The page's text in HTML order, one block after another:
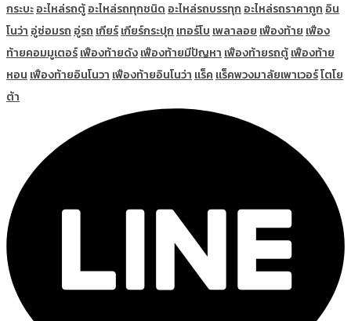
กระบะอะไหล่รถตู้อะไหล่รถทุกชนิดอะไหล่รถบรรทุกอะไหล่รถราคาถูกอิน
โนว่าอู่ซ่อมรถอู่รถเกียร์เกียร์กระปุกเทอร์โบเพลาลอยเฟืองท้ายเฟือง
ท้ายคอมมูเตอร์เฟืองท้ายดังเฟืองท้ายมีปัญหาเฟืองท้ายรถตู้เฟืองท้าย
หอนเฟืองท้ายอินโนวาเฟืองท้ายอินโนว่าแร็คแร็คพวงมาลัยเพาเวอร์โตโย
ต้า